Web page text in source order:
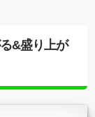
&盛り上が